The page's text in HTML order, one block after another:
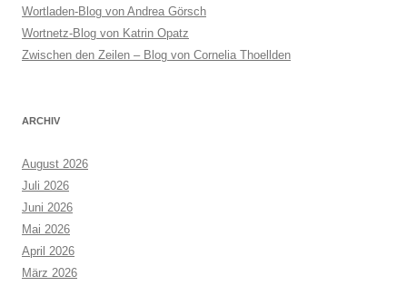
Wortladen-Blog von Andrea Görsch
Wortnetz-Blog von Katrin Opatz
Zwischen den Zeilen – Blog von Cornelia Thoellden
ARCHIV
August 2026
Juli 2026
Juni 2026
Mai 2026
April 2026
März 2026